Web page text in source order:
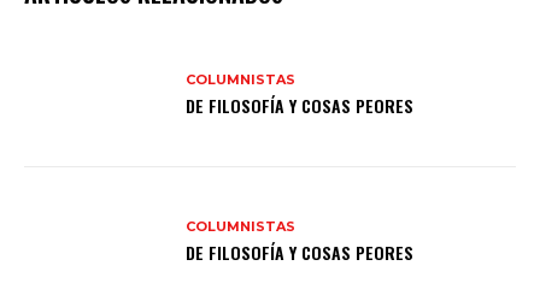
COLUMNISTAS
DE FILOSOFÍA Y COSAS PEORES
COLUMNISTAS
DE FILOSOFÍA Y COSAS PEORES